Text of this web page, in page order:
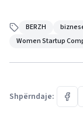
BERZH
Women Startup
Shpërndaje: